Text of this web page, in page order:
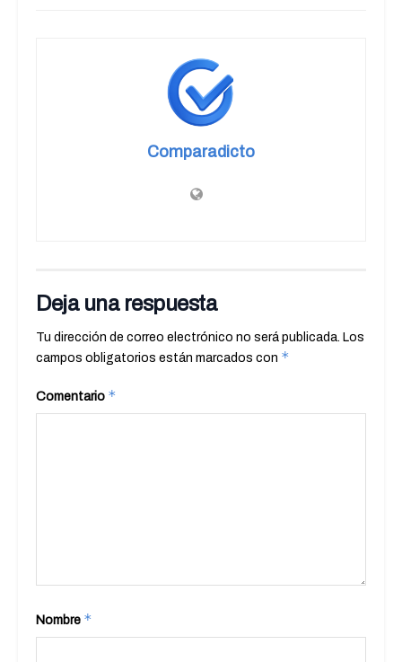
Comparadicto
Deja una respuesta
Tu dirección de correo electrónico no será publicada. Los
campos obligatorios están marcados con *
Comentario *
Nombre *